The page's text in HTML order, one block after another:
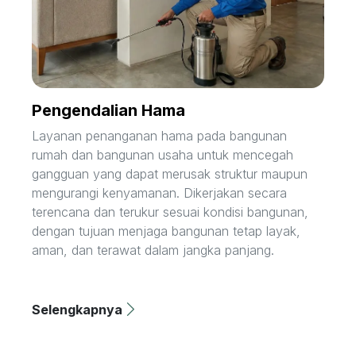
Pengendalian Hama
Layanan penanganan hama pada bangunan
rumah dan bangunan usaha untuk mencegah
gangguan yang dapat merusak struktur maupun
mengurangi kenyamanan. Dikerjakan secara
terencana dan terukur sesuai kondisi bangunan,
dengan tujuan menjaga bangunan tetap layak,
aman, dan terawat dalam jangka panjang.
Selengkapnya